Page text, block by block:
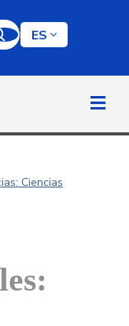
clave
ES
Ciencias